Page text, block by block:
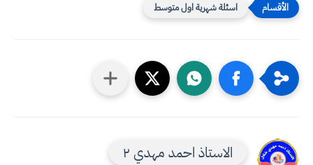
اسئلة شهرية اول متوسط
الاستاذ احمد مهدي ٢